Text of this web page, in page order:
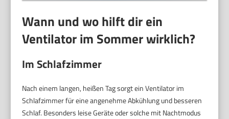
Wann und wo hilft dir ein
Ventilator im Sommer wirklich?
Im Schlafzimmer
Nach einem langen, heißen Tag sorgt ein Ventilator im
Schlafzimmer für eine angenehme Abkühlung und besseren
Schlaf. Besonders leise Geräte oder solche mit Nachtmodus